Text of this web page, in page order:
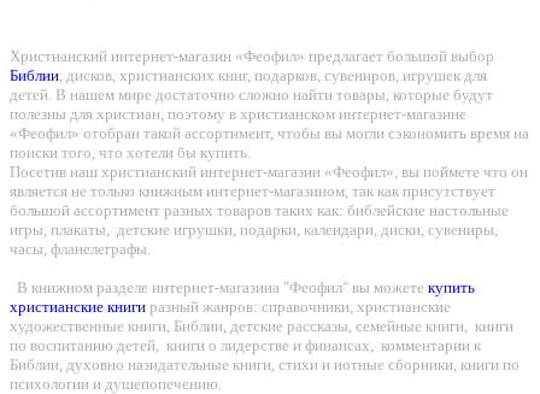
Христианский интернет-магазин «Феофил» предлагает большой выбор
Библии , дисков, христианских книг, подарков, сувениров, игрушек для
детей. В нашем мире достаточно сложно найти товары, которые будут
полезны для христиан, поэтому в христианском интернет-магазине
«Феофил» отобран такой ассортимент, чтобы вы могли сэкономить время на
поиски того, что хотели бы купить.
Посетив наш христианский интернет-магазин «Феофил», вы поймете что он
является не только книжным интернет-магазином, так как присутствует
большой ассортимент разных товаров таких как: библейские настольные
игры, плакаты, детские игрушки, подарки, календари, диски, сувениры,
часы, фланелеграфы.
В книжном разделе интернет-магазина "Феофил" вы можете купить
христианские книги разный жанров: справочники, христианские
художественные книги, Библии, детские рассказы, семейные книги, книги
по воспитанию детей, книги о лидерстве и финансах, комментарии к
Библии, духовно назидательные книги, стихи и нотные сборники, книги по
психологии и душепопечению.